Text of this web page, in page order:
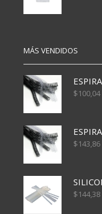
MÁS VENDIDOS
$100,04
$143,86
$144,38